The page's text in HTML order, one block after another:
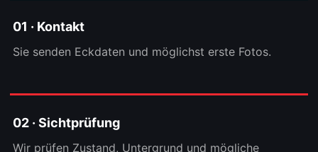
01 · Kontakt
Sie senden Eckdaten und möglichst erste Fotos.
02 · Sichtprüfung
Wir prüfen Zustand, Untergrund und mögliche